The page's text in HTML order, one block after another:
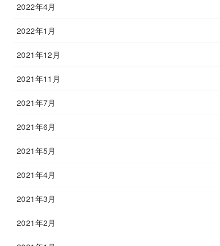
2022年4月
2022年1月
2021年12月
2021年11月
2021年7月
2021年6月
2021年5月
2021年4月
2021年3月
2021年2月